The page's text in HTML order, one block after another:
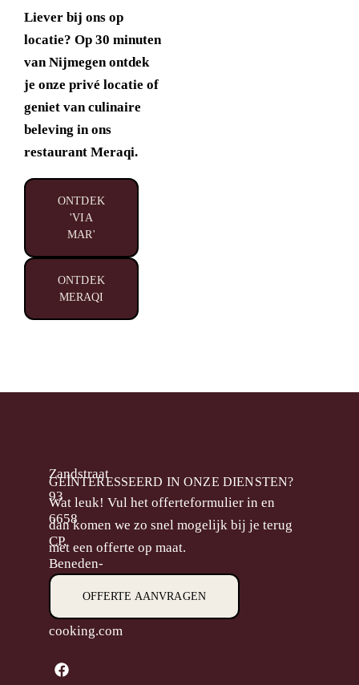
Liever bij ons op
locatie? Op 30 minuten
van Nijmegen ontdek
je onze privé locatie of
geniet van culinaire
beleving in ons
restaurant Meraqi.
ONTDEK
'VIA
MAR'
ONTDEK
MERAQI
Zandstraat
93
6658
CP,
Beneden-
Leeuwen
M.
cooking.com
GEÏNTERESSEERD IN ONZE DIENSTEN?
Wat leuk! Vul het offerteformulier in en
dan komen we zo snel mogelijk bij je terug
met een offerte op maat.
OFFERTE AANVRAGEN